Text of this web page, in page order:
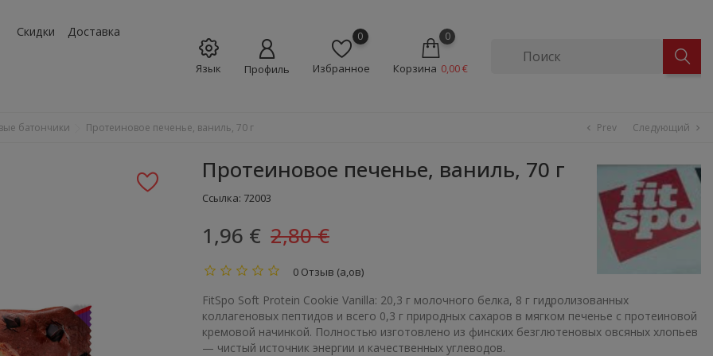
Скидки Доставка
Язык Профиль
0
Избранное
0
Корзина 0,00 €
батончики Протеиновое печенье, ваниль, 70 г chevron_left Prev Следующий chevron_right
Протеиновое печенье, ваниль, 70 г
Ссылка: 72003
1,96 € 2,80 €
0 Отзыв (а,ов)
FitSpo Soft Protein Cookie Vanilla: 20,3 г молочного белка, 8 г гидролизованных
коллагеновых пептидов и всего 0,3 г природных сахаров в мягком печенье с протеиновой
кремовой начинкой. Полностью изготовлено из финских безглютеновых овсяных хлопьев
— чистый источник энергии и качественных углеводов.